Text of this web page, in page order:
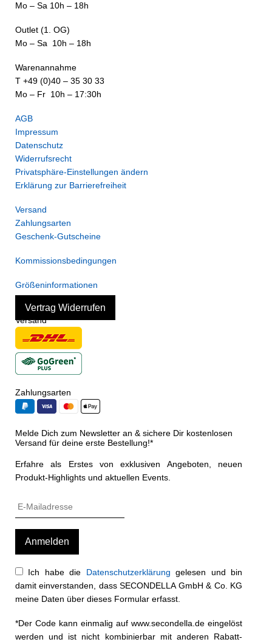
Mo – Sa 10h – 18h
Outlet (1. OG)
Mo – Sa 10h – 18h
Warenannahme
T +49 (0)40 – 35 30 33
Mo – Fr 10h – 17:30h
AGB
Impressum
Datenschutz
Widerrufsrecht
Privatsphäre-Einstellungen ändern
Erklärung zur Barrierefreiheit
Versand
Zahlungsarten
Geschenk-Gutscheine
Kommissionsbedingungen
Größeninformationen
Vertrag Widerrufen
Versand
Zahlungsarten
Melde Dich zum Newsletter an & sichere Dir kostenlosen
Versand für deine erste Bestellung!*
Erfahre als Erstes von exklusiven Angeboten, neuen
Produkt-Highlights und aktuellen Events.
Ich habe die Datenschutzerklärung gelesen und bin
damit einverstanden, dass SECONDELLA GmbH & Co. KG
meine Daten über dieses Formular erfasst.
*Der Code kann einmalig auf www.secondella.de eingelöst
werden und ist nicht kombinierbar mit anderen Rabatt-